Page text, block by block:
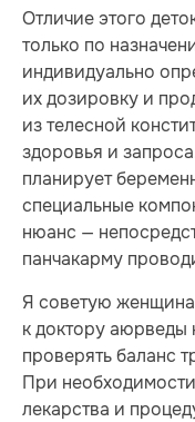
Отличие этого
только по
индивидуально
их дозировку и
из телесной
здоровья и
планирует
специальные
нюанс —
панчакарму
Я советую
к доктору аюрведы
проверять баланс
При
лекарства и